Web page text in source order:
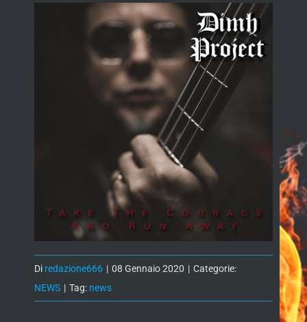
Di redazione666 | 08 Gennaio 2020 | Categorie:
NEWS | Tag: news